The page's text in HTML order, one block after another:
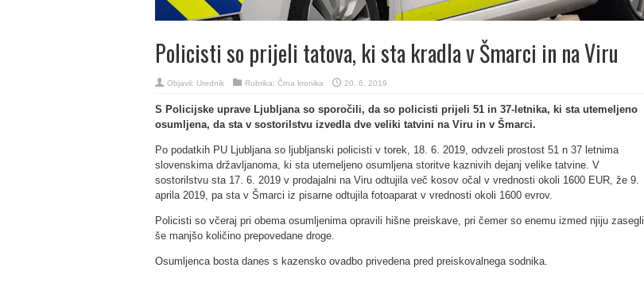
Policisti so prijeli tatova, ki sta kradla v Šmarci in na Viru
Objavil: Urednik Rubrika: Črna kronika 20. 6. 2019
S Policijske uprave Ljubljana so sporočili, da so policisti prijeli 51 in 37-letnika, ki sta utemeljeno
osumljena, da sta v sostorilstvu izvedla dve veliki tatvini na Viru in v Šmarci.
Po podatkih PU Ljubljana so ljubljanski policisti v torek, 18. 6. 2019, odvzeli prostost 51 n 37 letnima
slovenskima državljanoma, ki sta utemeljeno osumljena storitve kaznivih dejanj velike tatvine. V
sostorilstvu sta 17. 6. 2019 v prodajalni na Viru odtujila več kosov očal v vrednosti okoli 1600 EUR, že 9.
aprila 2019, pa sta v Šmarci iz pisarne odtujila fotoaparat v vrednosti okoli 1600 evrov.
Policisti so včeraj pri obema osumljenima opravili hišne preiskave, pri čemer so enemu izmed njiju zasegli
še manjšo količino prepovedane droge.
Osumljenca bosta danes s kazensko ovadbo privedena pred preiskovalnega sodnika.